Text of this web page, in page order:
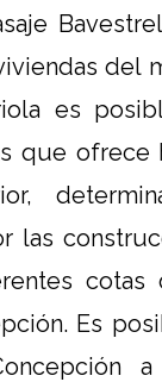
del
es
que ofrece
las
cotas
Es